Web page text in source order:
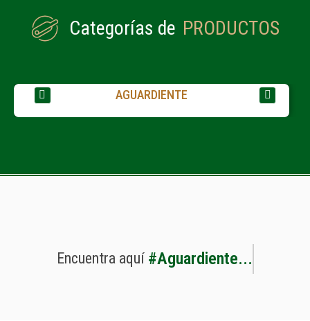
Categorías de PRODUCTOS
AGUARDIENTE
Encuentra aquí #Aguardiente...